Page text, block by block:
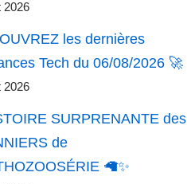
2026
les dernières
Tech du 06/08/2026 🚀
2026
SURPRENANTE des
de
🦙✨